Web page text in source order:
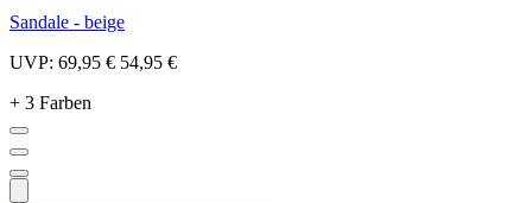
Sandale - beige
UVP: 69,95 € 54,95 €
+ 3 Farben